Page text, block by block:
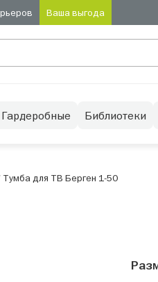
Ваша выгода
Гардеробные Библиотеки
Тумба для ТВ Берген 1-50